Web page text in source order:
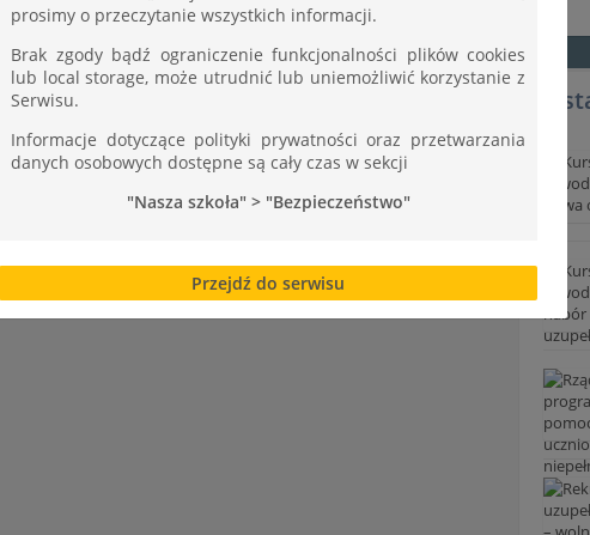
krajobrazy Islandii, dowiedzieliśmy się jak
i w jaki sposób Islandczycy wykorzystują
relacji z podróży mieliśmy również możliwość
z wyprawy.
prosimy o przeczytanie wszystkich informacji.
Brak zgody bądź ograniczenie funkcjonalności plików cookies
lub local storage, może utrudnić lub uniemożliwić korzystanie z
Serwisu.
Informacje dotyczące polityki prywatności oraz przetwarzania
danych osobowych dostępne są cały czas w sekcji
"Nasza szkoła" > "Bezpieczeństwo"
Przejdź do serwisu